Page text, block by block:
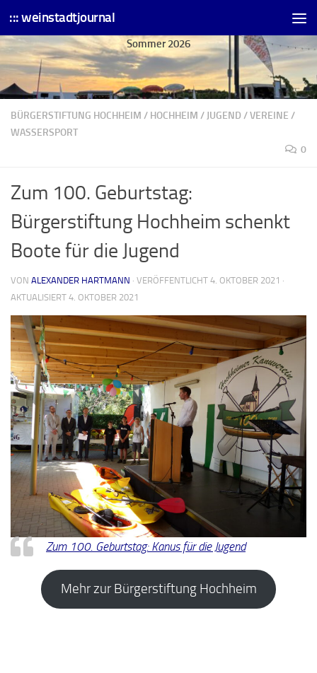
Skip to content
::: weinstadtjournal
Sommer 2026
BÜRGERSTIFTUNG HOCHHEIM / HOCHHEIM /JUGEND /VEREINE /
WASSERSPORT
0
Zum 100. Geburtstag:
Bürgerstiftung Hochheim schenkt
Boote für die Jugend
VON ALEXANDER HARTMANN · VERÖFFENTLICHT 4. OKTOBER 2021 ·
AKTUALISIERT 4. OKTOBER 2021
Zum 100. Geburtstag: Kanus für die Jugend
Mehr zur Bürgerstiftung Hochheim